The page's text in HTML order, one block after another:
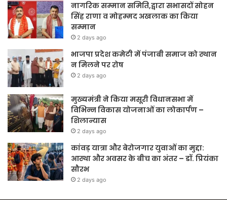
नागरिक सम्मान समिति,द्वारा सभासदों सोहन
सिंह राणा व मोहम्मद अखलाक का किया
सम्मान
2 days ago
भाजपा प्रदेश कमेटी में पंजाबी समाज को स्थान
न मिलने पर रोष
2 days ago
मुख्यमंत्री ने किया मसूरी विधानसभा में
विभिन्न विकास योजनाओं का लोकार्पण –
शिलान्यास
2 days ago
कांवड़ यात्रा और बेरोजगार युवाओं का मुद्दा:
आस्था और अवसर के बीच का अंतर – डॉ. प्रियंका
सौरभ
2 days ago